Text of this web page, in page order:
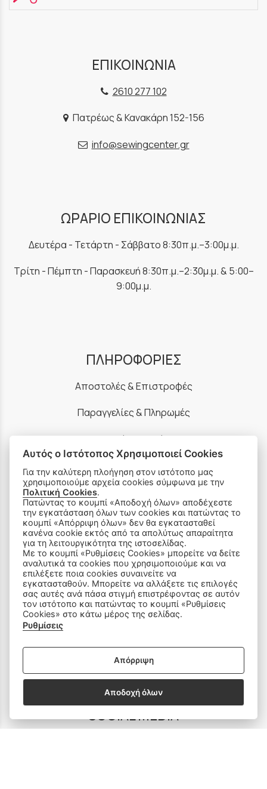
ΕΠΙΚΟΙΝΩΝΙΑ
2610 277 102
Πατρέως & Κανακάρη 152-156
info@sewingcenter.gr
ΩΡΑΡΙΟ ΕΠΙΚΟΙΝΩΝΙΑΣ
Δευτέρα - Τετάρτη - Σάββατο 8:30π.μ.–3:00μ.μ.
Τρίτη - Πέμπτη - Παρασκευή 8:30π.μ.–2:30μ.μ. & 5:00–
9:00μ.μ.
ΠΛΗΡΟΦΟΡΙΕΣ
Αποστολές & Επιστροφές
Παραγγελίες & Πληρωμές
Πολιτική Απορρήτου
Ρυθμίσεις Cookies
Όροι Χρήσης & Ασφάλεια
ΠΡΟΪΟΝΤΑ
Ραπτομηχανές
Οικιακός Εξοπλισμός
Είδη Ραπτικής
Ανταλλακτικά
SOCIAL MEDIA
Αυτός ο Ιστότοπος Χρησιμοποιεί Cookies
Για την καλύτερη πλοήγηση στον ιστότοπο μας
χρησιμοποιούμε αρχεία cookies σύμφωνα με την
Πολιτική Cookies.
Πατώντας το κουμπί «Αποδοχή όλων» αποδέχεστε
την εγκατάσταση όλων των cookies και πατώντας το
κουμπί «Απόρριψη όλων» δεν θα εγκατασταθεί
κανένα cookie εκτός από τα απολύτως απαραίτητα
για τη λειτουργικότητα της ιστοσελίδας.
Με το κουμπί «Ρυθμίσεις Cookies» μπορείτε να δείτε
αναλυτικά τα cookies που χρησιμοποιούμε και να
επιλέξετε ποια cookies συναινείτε να
εγκατασταθούν. Μπορείτε να αλλάξετε τις επιλογές
σας αυτές ανά πάσα στιγμή επιστρέφοντας σε αυτόν
τον ιστότοπο και πατώντας το κουμπί «Ρυθμίσεις
Cookies» στο κάτω μέρος της σελίδας.
Ρυθμίσεις
Απόρριψη
Αποδοχή όλων